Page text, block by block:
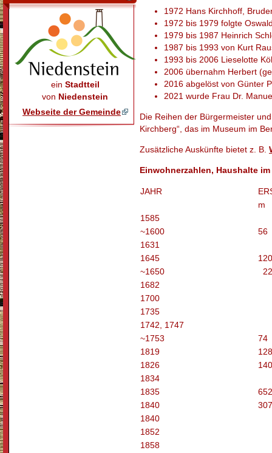
ein Stadtteil
von Niedenstein
Webseite der Gemeinde
1972 Hans Kirchhoff,
1972 bis 1979 folgte
1979 bis 1987 Heinrich
1987 bis 1993 von Kurt
1993 bis 2006 Lieselotte
2006 übernahm Herbert
2016 abgelöst von Günter
2021 wurde Frau Dr.
Die Reihen der Bürgermeister
Kirchberg“, das im Museum im
Zusätzliche Auskünfte bietet z. B.
Einwohnerzahlen, Haushalte
JAHR
m
1585
~1600
56
1631
1645
~1650
1682
1700
1735
1742, 1747
~1753
74
1819
1826
1834
1835
1840
1840
1852
1858